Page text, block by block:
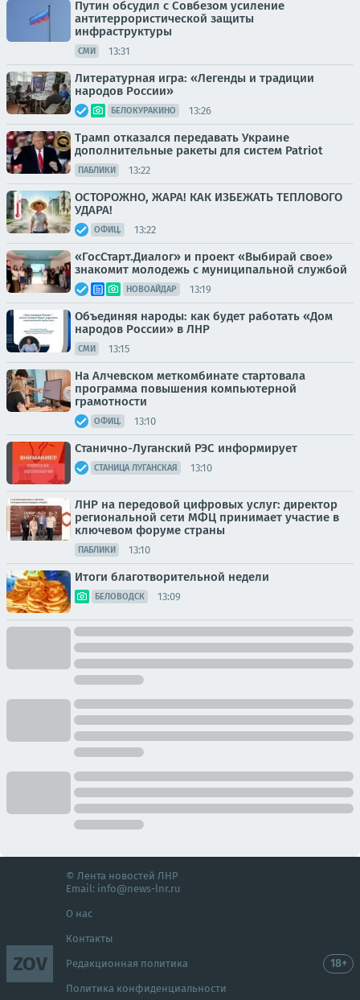
Путин обсудил с Совбезом усиление
антитеррористической защиты
инфраструктуры
СМИ 13:31
Литературная игра: «Легенды и традиции
народов России»
БЕЛОКУРАКИНО 13:26
Трамп отказался передавать Украине
дополнительные ракеты для систем Patriot
ПАБЛИКИ 13:22
ОСТОРОЖНО, ЖАРА! КАК ИЗБЕЖАТЬ ТЕПЛОВОГО
УДАРА!
ОФИЦ. 13:22
«ГосСтарт.Диалог» и проект «Выбирай свое»
знакомит молодежь с муниципальной службой
НОВОАЙДАР 13:19
Объединяя народы: как будет работать «Дом
народов России» в ЛНР
СМИ 13:15
На Алчевском меткомбинате стартовала
программа повышения компьютерной
грамотности
ОФИЦ. 13:10
Станично-Луганский РЭС информирует
СТАНИЦА ЛУГАНСКАЯ 13:10
ЛНР на передовой цифровых услуг: директор
региональной сети МФЦ принимает участие в
ключевом форуме страны
ПАБЛИКИ 13:10
Итоги благотворительной недели
БЕЛОВОДСК 13:09
ZOV
© Лента новостей ЛНР
Email: info@news-lnr.ru
О нас
Контакты
Редакционная политика
Политика конфиденциальности
18+